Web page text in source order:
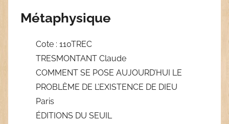
Métaphysique
Cote : 110TREC
TRESMONTANT Claude
COMMENT SE POSE AUJOURD’HUI LE
PROBLÈME DE L’EXISTENCE DE DIEU
Paris
ÉDITIONS DU SEUIL